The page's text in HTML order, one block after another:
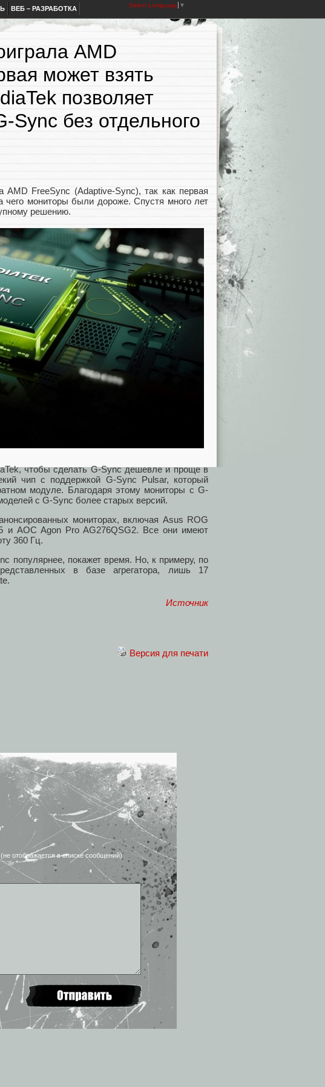
ВЕБ – РАЗРАБОТКА Select Language ▼
AMD
может взять
позволяет
Sync без отдельного
AMD FreeSync (Adaptive-Sync), так как первая
чего мониторы были дороже. Спустя много лет
решению.
чтобы сделать G-Sync дешевле и проще в
чип с поддержкой G-Sync Pulsar, который
модуле. Благодаря этому мониторы с G-
с G-Sync более старых версий.
мониторах, включая Asus ROG
и AOC Agon Pro AG276QSG2. Все они имеют
360 Гц.
популярнее, покажет время. Но, к примеру, по
в базе агрегатора, лишь 17
Источник
Версия для печати
отображается в списке сообщений)